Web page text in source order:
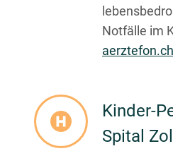
Notfälle im
aerztefon.ch
Kinder-
Spital